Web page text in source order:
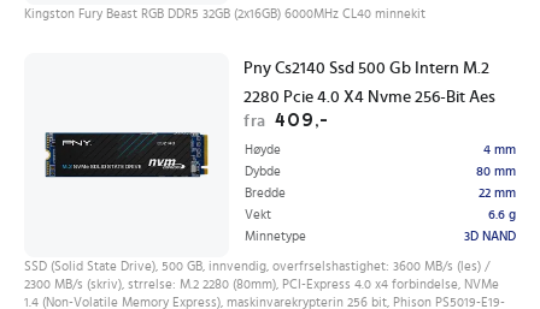
Kingston Fury Beast RGB DDR5 32GB (2x16GB) 6000MHz CL40 minnekit
Pny Cs2140 Ssd 500 Gb Intern M.2
2280 Pcie 4.0 X4 Nvme 256-Bit Aes
fra 409,-
Høyde
4 mm
Dybde
80 mm
Bredde
22 mm
Vekt
6.6 g
Minnetype
3D NAND
SSD (Solid State Drive), 500 GB, innvendig, overfrselshastighet: 3600 MB/s (les) /
2300 MB/s (skriv), strrelse: M.2 2280 (80mm), PCI-Express 4.0 x4 forbindelse, NVMe
1.4 (Non-Volatile Memory Express), maskinvarekrypterin 256 bit, Phison PS5019-E19-